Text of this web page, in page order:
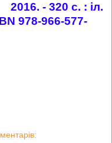
2016. - 320 с. : іл.
978-966-577-